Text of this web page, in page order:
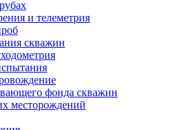
и телеметрия
скважин
фонда скважин
месторождений